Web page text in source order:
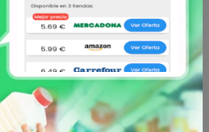
desde
7.99 €